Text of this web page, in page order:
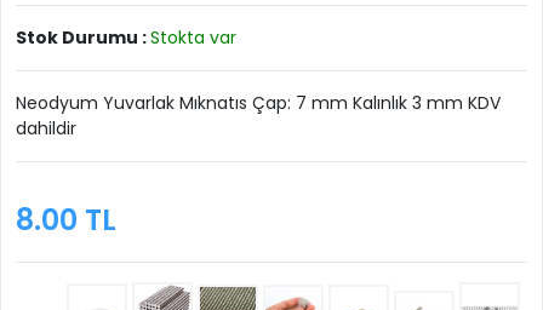
Stok Durumu :Stokta var
Neodyum Yuvarlak Mıknatıs Çap: 7 mm Kalınlık 3 mm KDV
dahildir
8.00 TL